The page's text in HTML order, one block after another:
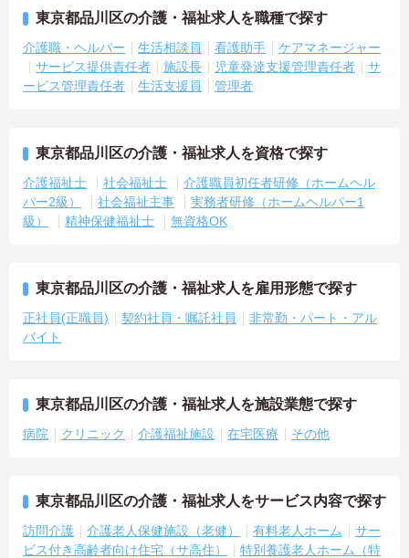
東京都品川区の介護・福祉求人を職種で探す
介護職・ヘルパー 生活相談員 看護助手
ケアマネージャー
サービス提供責任者
施設長 児童発達支援管理責任者
サ
ービス管理責任者
生活支援員 管理者
東京都品川区の介護・福祉求人を資格で探す
介護福祉士 社会福祉士
介護職員初任者研修（ホームヘル
パー2級）
社会福祉主事
実務者研修（ホームヘルパー1
級）
精神保健福祉士 無資格OK
東京都品川区の介護・福祉求人を雇用形態で探す
正社員(正職員) 契約社員・嘱託社員
非常勤・パート・アル
バイト
東京都品川区の介護・福祉求人を施設業態で探す
病院 クリニック 介護福祉施設 在宅医療 その他
東京都品川区の介護・福祉求人をサービス内容で探す
訪問介護 介護老人保健施設（老健） 有料老人ホーム
サー
ビス付き高齢者向け住宅（サ高住）
特別養護老人ホーム（特